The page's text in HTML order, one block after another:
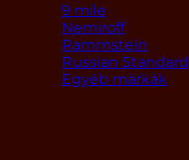
9 mile
Nemiroff
Rammstein
Russian Standard
Egyéb márkák